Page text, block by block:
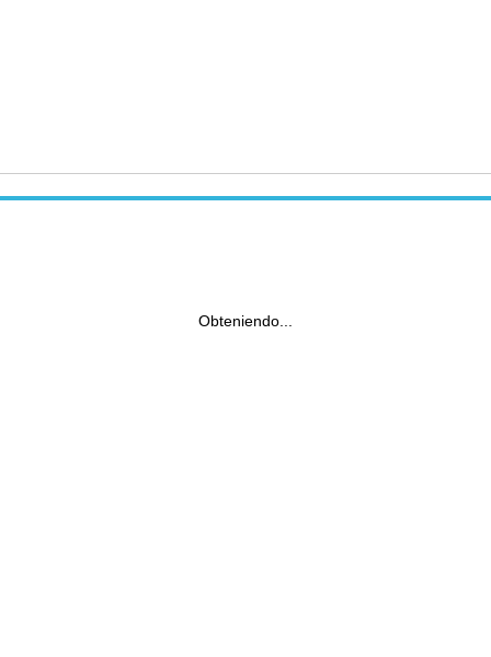
Obteniendo...